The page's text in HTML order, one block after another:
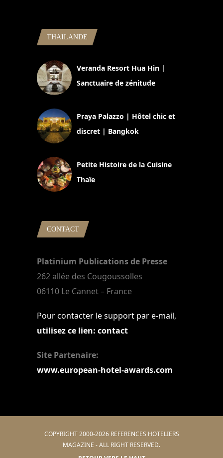
THAILANDE
Veranda Resort Hua Hin |
Sanctuaire de zénitude
Praya Palazzo | Hôtel chic et
discret | Bangkok
Petite Histoire de la Cuisine
Thaïe
CONTACT
Platinium Publications de Presse
262 allée des Cougoussolles
06110 Le Cannet – France
Pour contacter le support par e-mail,
utilisez ce lien: contact
Site Partenaire:
www.european-hotel-awards.com
COPYRIGHT 2000-2026 REFERENCES HOTELIERS
MAGAZINE - ALL RIGHT RESERVED.